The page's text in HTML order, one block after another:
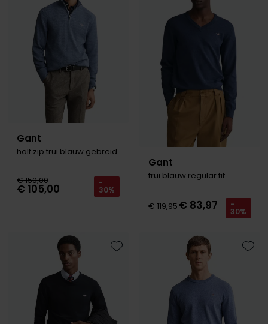
Gant
half zip trui blauw gebreid
€ 150,00
€ 105,00 -
30%
Gant
trui blauw regular fit
€ 119,95€ 83,97 -
30%
Toevoegen aan favorieten